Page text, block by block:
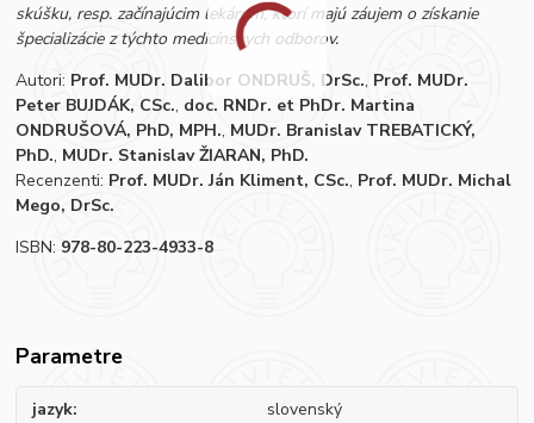
skúšku, resp. začínajúcim lekárom, ktorí majú záujem o získanie
špecializácie z týchto medicínskych odborov.
Autori: Prof. MUDr. Dalibor ONDRUŠ, DrSc., Prof. MUDr.
Peter BUJDÁK, CSc., doc. RNDr. et PhDr. Martina
ONDRUŠOVÁ, PhD, MPH., MUDr. Branislav TREBATICKÝ,
PhD., MUDr. Stanislav ŽIARAN, PhD.
Recenzenti: Prof. MUDr. Ján Kliment, CSc., Prof. MUDr. Michal
Mego, DrSc.
ISBN: 978-80-223-4933-8
Parametre
jazyk slovenský